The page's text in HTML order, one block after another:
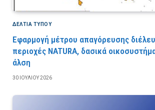
ΔΕΛΤΙΑ ΤΥΠΟΥ
Εφαρμογή μέτρου απαγόρευσης
περιοχές NATURA, δασικά
άλση
30 ΙΟΥΛΊΟΥ 2026